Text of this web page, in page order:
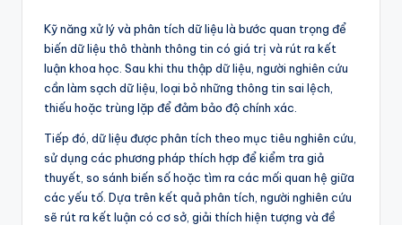
Kỹ năng xử lý và phân tích dữ liệu là bước quan trọng để
biến dữ liệu thô thành thông tin có giá trị và rút ra kết
luận khoa học. Sau khi thu thập dữ liệu, người nghiên cứu
cần làm sạch dữ liệu, loại bỏ những thông tin sai lệch,
thiếu hoặc trùng lặp để đảm bảo độ chính xác.
Tiếp đó, dữ liệu được phân tích theo mục tiêu nghiên cứu,
sử dụng các phương pháp thích hợp để kiểm tra giả
thuyết, so sánh biến số hoặc tìm ra các mối quan hệ giữa
các yếu tố. Dựa trên kết quả phân tích, người nghiên cứu
sẽ rút ra kết luận có cơ sở, giải thích hiện tượng và đề